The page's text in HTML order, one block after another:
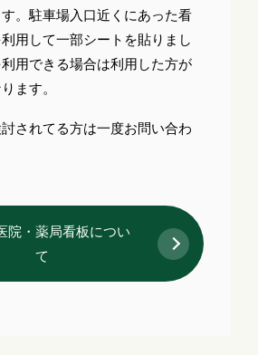
。駐車場入口近くにあった看
用して一部シートを貼りまし
用できる場合は利用した方が
ます。
されてる方は一度お問い合わ
院・薬局看板につい
て